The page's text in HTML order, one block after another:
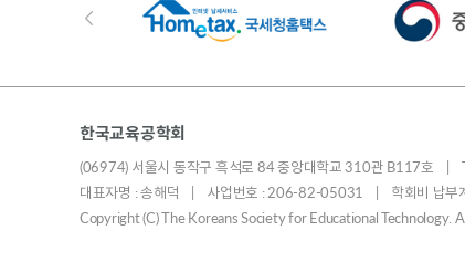
한국교육공학회
(06974) 서울시 동작구 흑석로 84 중앙대학교 310관 B117
대표자명 : 송해덕 | 사업번호 : 206-82-05031 | 학회비 납부
Copyright (C) The Koreans Society for Educational Technology.